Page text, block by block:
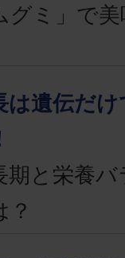
グミ」で
は遺伝だ
期と栄養
？